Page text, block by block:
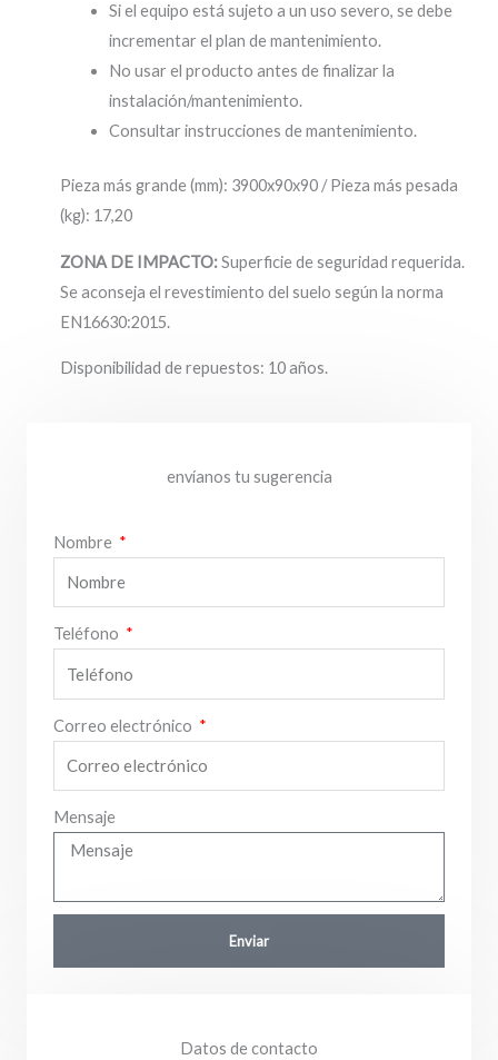
Si el equipo está sujeto a un uso severo, se debe
incrementar el plan de mantenimiento.
No usar el producto antes de finalizar la
instalación/mantenimiento.
Consultar instrucciones de mantenimiento.
Pieza más grande (mm): 3900x90x90 / Pieza más pesada
(kg): 17,20
ZONA DE IMPACTO:Superficie de seguridad requerida.
Se aconseja el revestimiento del suelo según la norma
EN16630:2015.
Disponibilidad de repuestos: 10 años.
envíanos tu sugerencia
Nombre
Teléfono
Correo electrónico
Mensaje
Enviar
Datos de contacto